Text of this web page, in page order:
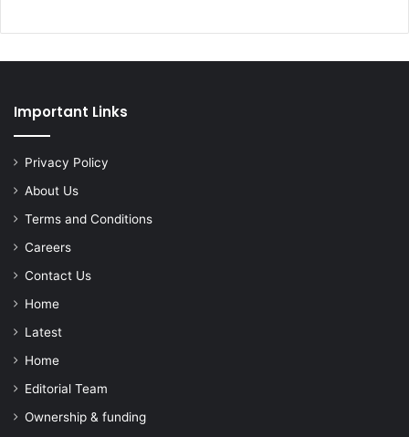
Important Links
Privacy Policy
About Us
Terms and Conditions
Careers
Contact Us
Home
Latest
Home
Editorial Team
Ownership & funding